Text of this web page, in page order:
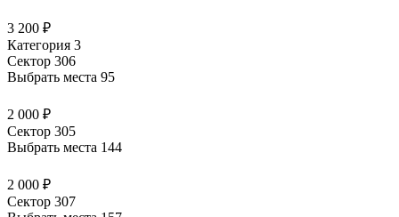
3 200 ₽
Категория 3
Сектор 306
Выбрать места 95
2 000 ₽
Сектор 305
Выбрать места 144
2 000 ₽
Сектор 307